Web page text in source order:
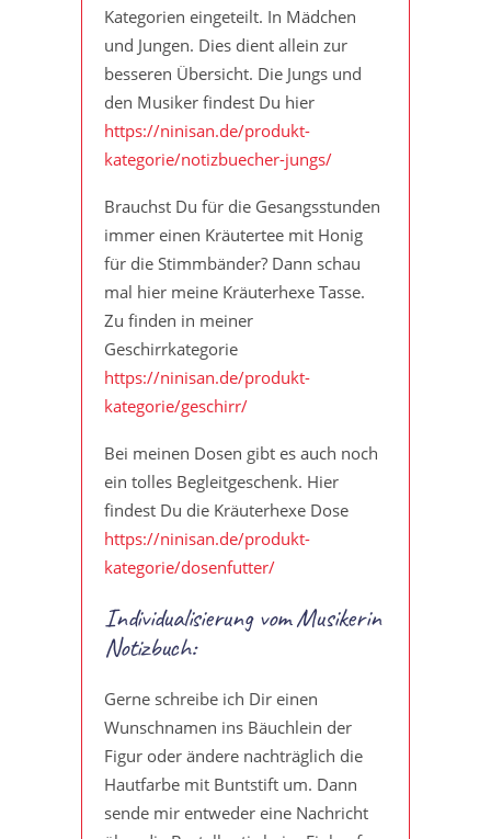
Kategorien eingeteilt. In Mädchen
und Jungen. Dies dient allein zur
besseren Übersicht. Die Jungs und
den Musiker findest Du hier
https://ninisan.de/produkt-
kategorie/notizbuecher-jungs/
Brauchst Du für die Gesangsstunden
immer einen Kräutertee mit Honig
für die Stimmbänder? Dann schau
mal hier meine Kräuterhexe Tasse.
Zu finden in meiner
Geschirrkategorie
https://ninisan.de/produkt-
kategorie/geschirr/
Bei meinen Dosen gibt es auch noch
ein tolles Begleitgeschenk. Hier
findest Du die Kräuterhexe Dose
https://ninisan.de/produkt-
kategorie/dosenfutter/
Individualisierung vom Musikerin
Notizbuch:
Gerne schreibe ich Dir einen
Wunschnamen ins Bäuchlein der
Figur oder ändere nachträglich die
Hautfarbe mit Buntstift um. Dann
sende mir entweder eine Nachricht